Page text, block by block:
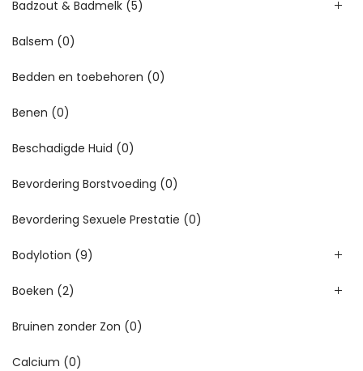
Badzout & Badmelk (5)
Balsem (0)
Bedden en toebehoren (0)
Benen (0)
Beschadigde Huid (0)
Bevordering Borstvoeding (0)
Bevordering Sexuele Prestatie (0)
Bodylotion (9)
Boeken (2)
Bruinen zonder Zon (0)
Calcium (0)